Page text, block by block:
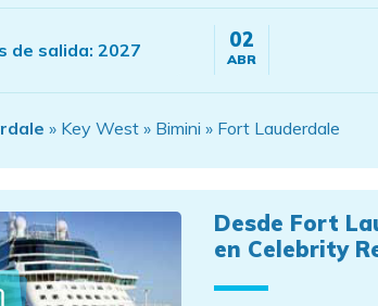
de salida: 2027 02
ABR
» Key West » Bimini » Fort Lauderdale
Desde Fort
en Celebrity